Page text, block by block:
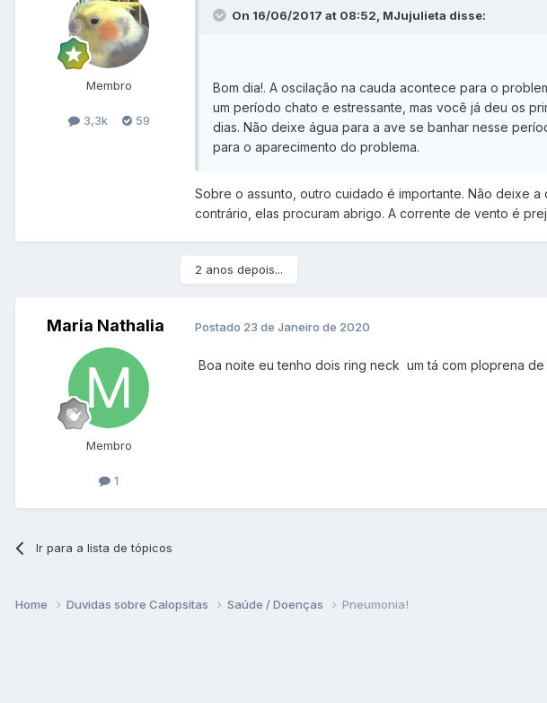
Membro
3,3k 59
On 16/06/2017 at 08:52, MJujulieta disse:
Bom dia!. A oscilação na cauda acontece para o
um período chato e estressante, mas você já deu os
dias. Não deixe água para a ave se banhar nesse
para o aparecimento do problema.
Sobre o assunto, outro cuidado é importante. Não deixe
contrário, elas procuram abrigo. A corrente de vento é
2 anos depois...
Maria Nathalia
Membro
1
Postado 23 de Janeiro de 2020
Boa noite eu tenho dois ring neck um tá com ploprena
Ir para a lista de tópicos
Home Duvidas sobre Calopsitas Saúde / Doenças Pneumonia!